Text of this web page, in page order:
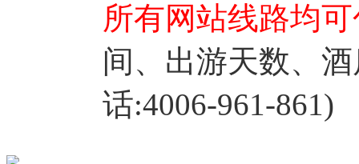
所有网站线路均
间、出游天数、
话:4006-961-861)